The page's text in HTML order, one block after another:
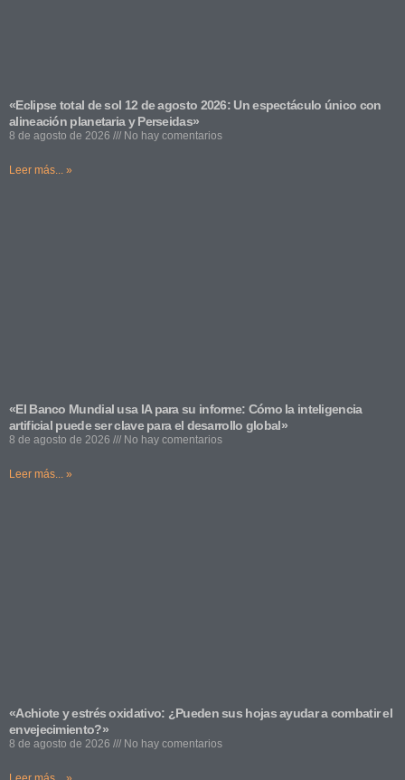
«Eclipse total de sol 12 de agosto 2026: Un espectáculo único con
alineación planetaria y Perseidas»
8 de agosto de 2026 No hay comentarios
Leer más... »
«El Banco Mundial usa IA para su informe: Cómo la inteligencia
artificial puede ser clave para el desarrollo global»
8 de agosto de 2026 No hay comentarios
Leer más... »
«Achiote y estrés oxidativo: ¿Pueden sus hojas ayudar a combatir el
envejecimiento?»
8 de agosto de 2026 No hay comentarios